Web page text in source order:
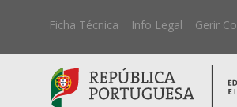
Ficha Técnica Info Legal Gerir